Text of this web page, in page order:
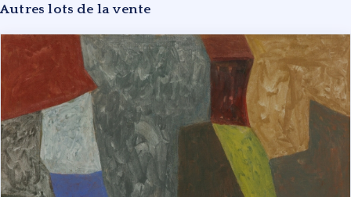
Autres lots de la vente